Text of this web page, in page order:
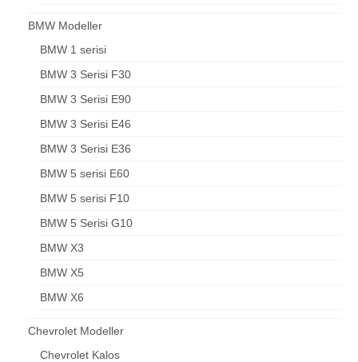
BMW Modeller
BMW 1 serisi
BMW 3 Serisi F30
BMW 3 Serisi E90
BMW 3 Serisi E46
BMW 3 Serisi E36
BMW 5 serisi E60
BMW 5 serisi F10
BMW 5 Serisi G10
BMW X3
BMW X5
BMW X6
Chevrolet Modeller
Chevrolet Kalos